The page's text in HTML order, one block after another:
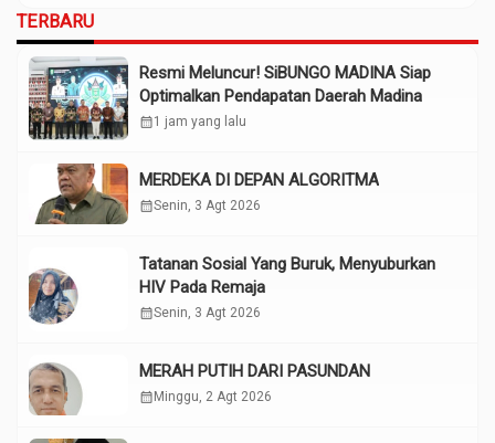
TERBARU
Resmi Meluncur! SiBUNGO MADINA Siap
Optimalkan Pendapatan Daerah Madina
calendar_month1 jam yang lalu
MERDEKA DI DEPAN ALGORITMA
calendar_monthSenin, 3 Agt 2026
Tatanan Sosial Yang Buruk, Menyuburkan
HIV Pada Remaja
calendar_monthSenin, 3 Agt 2026
MERAH PUTIH DARI PASUNDAN
calendar_month Minggu, 2 Agt 2026